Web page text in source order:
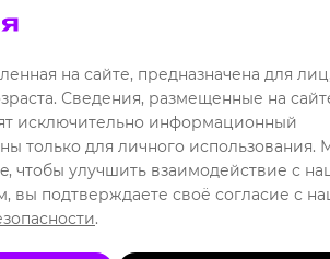
30 ml -
Розничная цена: 549 ₽
Клубная цена: 499 ₽
Читать отзывы
Уровень
на сайте, предназначена для лиц,
Сведения, размещенные на
исключительно информационный
только для личного использования.
чтобы улучшить взаимодействие с
вы подтверждаете своё согласие с
.